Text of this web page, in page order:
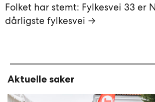
Folket har stemt: Fylkesvei 33 er
dårligste fylkesvei →
Aktuelle saker